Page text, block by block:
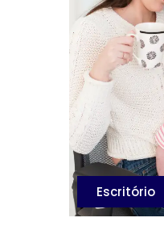
Escritório